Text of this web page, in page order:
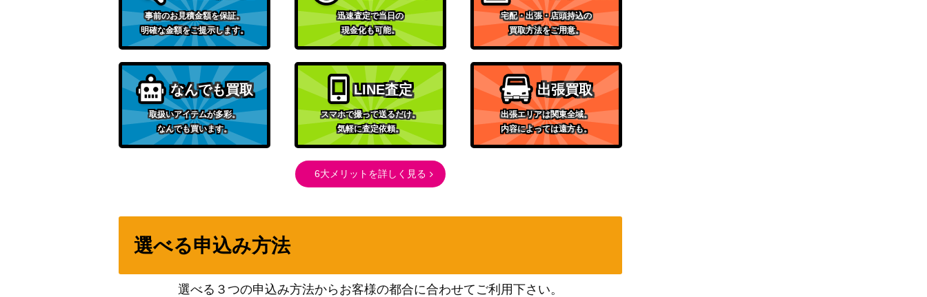
［Foil］撲滅する戦乙女/Eradicator Valkyrie 拡張アート 【KHM
-BF】
（カルドハイム）
300
[Foil]プリズマリの命令 / Prismari Command 拡張アート [STX-
BF]
（ストリクスヘイヴン：魔
法学院）
800
発展の暴君、ジン＝ギタクシアス / Jin-Gitaxias, Progress Tyra
nt ファイレクシア語 [NEO-BF]
Wizards 3,000
エドガー・マルコフ/Edgar Markov [INR]《日》
ウィザーズ・オブ・ザ・コ
ースト
（イニストラード・リマス
血に飢えた征服者/Bloodthirsty Conqueror [FND]《日》
ウィザーズ・オブ・ザ・コ
(047)陰謀の解明者/Conspiracy Unraveler[MKM]《日》
Wizards
（カルロフ邸殺人事件）
事前のお見積金額を保証。
明確な金額をご提示します。
迅速査定で当日の
現金化も可能。
宅配・出張・店頭持込の
買取方法をご用意。
なんでも買取
取扱いアイテムが多彩。
なんでも買います。
LINE査定
スマホで撮って送るだけ。
気軽に査定依頼。
出張買取
出張エリアは関東全域。
内容によっては遠方も。
6大メリットを詳しく見る
選べる申込み方法
選べる３つの申込み方法からお客様の都合に合わせてご利用下さい。